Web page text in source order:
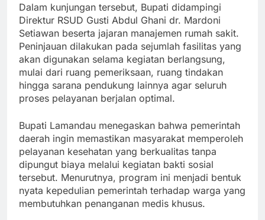
Dalam kunjungan tersebut, Bupati didampingi
Direktur RSUD Gusti Abdul Ghani dr. Mardoni
Setiawan beserta jajaran manajemen rumah sakit.
Peninjauan dilakukan pada sejumlah fasilitas yang
akan digunakan selama kegiatan berlangsung,
mulai dari ruang pemeriksaan, ruang tindakan
hingga sarana pendukung lainnya agar seluruh
proses pelayanan berjalan optimal.
Bupati Lamandau menegaskan bahwa pemerintah
daerah ingin memastikan masyarakat memperoleh
pelayanan kesehatan yang berkualitas tanpa
dipungut biaya melalui kegiatan bakti sosial
tersebut. Menurutnya, program ini menjadi bentuk
nyata kepedulian pemerintah terhadap warga yang
membutuhkan penanganan medis khusus.